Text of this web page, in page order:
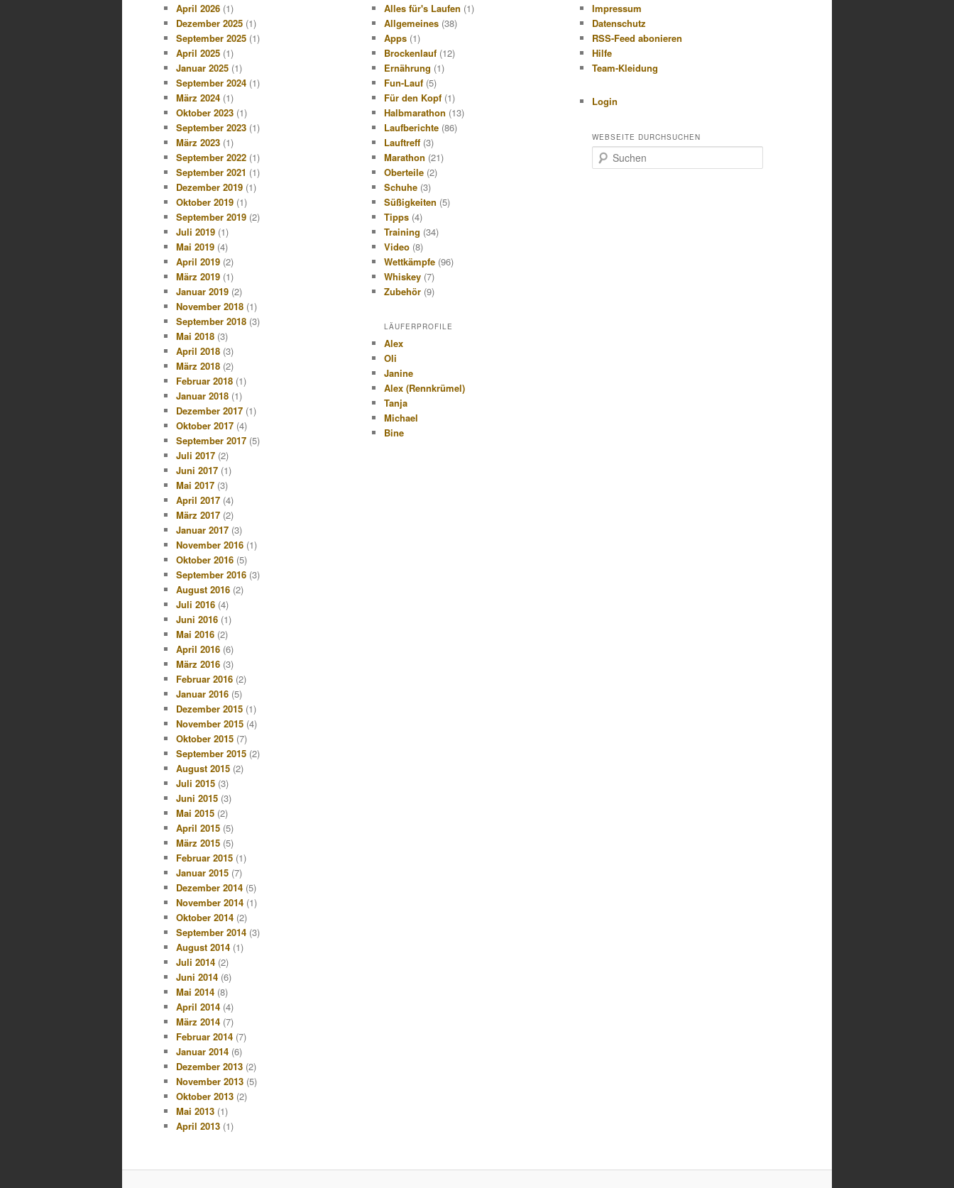
April 2026 (1)
Dezember 2025 (1)
September 2025 (1)
April 2025 (1)
Januar 2025 (1)
September 2024 (1)
März 2024 (1)
Oktober 2023 (1)
September 2023 (1)
März 2023 (1)
September 2022 (1)
September 2021 (1)
Dezember 2019 (1)
Oktober 2019 (1)
September 2019 (2)
Juli 2019 (1)
Mai 2019 (4)
April 2019 (2)
März 2019 (1)
Januar 2019 (2)
November 2018 (1)
September 2018 (3)
Mai 2018 (3)
April 2018 (3)
März 2018 (2)
Februar 2018 (1)
Januar 2018 (1)
Dezember 2017 (1)
Oktober 2017 (4)
September 2017 (5)
Juli 2017 (2)
Juni 2017 (1)
Mai 2017 (3)
April 2017 (4)
März 2017 (2)
Januar 2017 (3)
November 2016 (1)
Oktober 2016 (5)
September 2016 (3)
August 2016 (2)
Juli 2016 (4)
Juni 2016 (1)
Mai 2016 (2)
April 2016 (6)
März 2016 (3)
Februar 2016 (2)
Januar 2016 (5)
Dezember 2015 (1)
November 2015 (4)
Oktober 2015 (7)
September 2015 (2)
August 2015 (2)
Juli 2015 (3)
Juni 2015 (3)
Mai 2015 (2)
April 2015 (5)
März 2015 (5)
Februar 2015 (1)
Januar 2015 (7)
Dezember 2014 (5)
November 2014 (1)
Oktober 2014 (2)
September 2014 (3)
August 2014 (1)
Juli 2014 (2)
Juni 2014 (6)
Mai 2014 (8)
April 2014 (4)
März 2014 (7)
Februar 2014 (7)
Januar 2014 (6)
Dezember 2013 (2)
November 2013 (5)
Oktober 2013 (2)
Mai 2013 (1)
April 2013 (1)
Alles für's Laufen (1)
Allgemeines(38)
Apps(1)
Brockenlauf(12)
Ernährung (1)
Fun-Lauf(5)
Für den Kopf(1)
Halbmarathon (13)
Laufberichte(86)
Lauftreff(3)
Marathon (21)
Oberteile(2)
Schuhe(3)
Süßigkeiten (5)
Tipps(4)
Training (34)
Video(8)
Wettkämpfe(96)
Whiskey(7)
Zubehör(9)
LÄUFERPROFILE
Alex
Oli
Janine
Alex (Rennkrümel)
Tanja
Michael
Bine
Impressum
Datenschutz
RSS-Feed abonieren
Hilfe
Team-Kleidung
Login
WEBSEITE DURCHSUCHEN
u